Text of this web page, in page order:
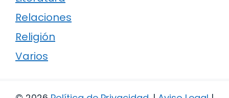
Relaciones
Religión
Varios